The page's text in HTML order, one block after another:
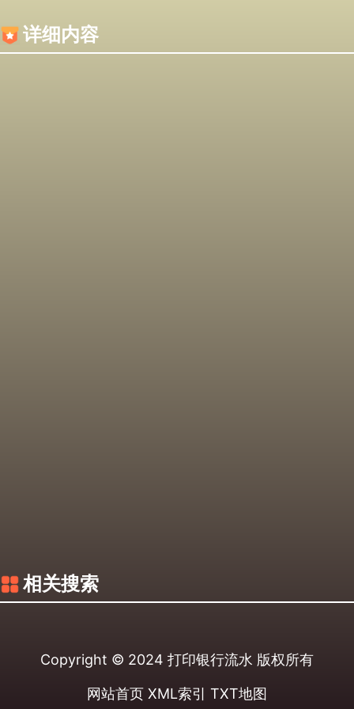
详细内容
相关搜索
Copyright © 2024 打印银行流水 版权所有
网站首页 XML索引 TXT地图